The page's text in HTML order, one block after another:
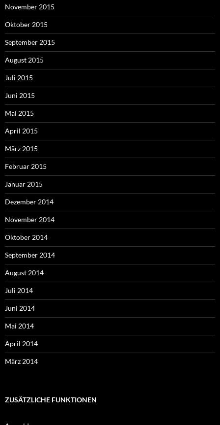
November 2015
Oktober 2015
September 2015
August 2015
Juli 2015
Juni 2015
Mai 2015
April 2015
März 2015
Februar 2015
Januar 2015
Dezember 2014
November 2014
Oktober 2014
September 2014
August 2014
Juli 2014
Juni 2014
Mai 2014
April 2014
März 2014
ZUSÄTZLICHE FUNKTIONEN